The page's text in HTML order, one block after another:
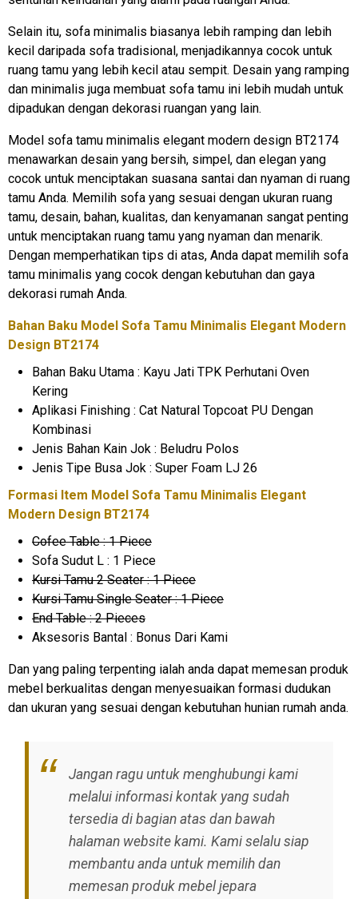
Selain itu, sofa minimalis biasanya lebih ramping dan lebih
kecil daripada sofa tradisional, menjadikannya cocok untuk
ruang tamu yang lebih kecil atau sempit. Desain yang ramping
dan minimalis juga membuat sofa tamu ini lebih mudah untuk
dipadukan dengan dekorasi ruangan yang lain.
Model sofa tamu minimalis elegant modern design BT2174
menawarkan desain yang bersih, simpel, dan elegan yang
cocok untuk menciptakan suasana santai dan nyaman di ruang
tamu Anda. Memilih sofa yang sesuai dengan ukuran ruang
tamu, desain, bahan, kualitas, dan kenyamanan sangat penting
untuk menciptakan ruang tamu yang nyaman dan menarik.
Dengan memperhatikan tips di atas, Anda dapat memilih sofa
tamu minimalis yang cocok dengan kebutuhan dan gaya
dekorasi rumah Anda.
Bahan Baku Model Sofa Tamu Minimalis Elegant Modern
Design BT2174
Bahan Baku Utama : Kayu Jati TPK Perhutani Oven
Kering
Aplikasi Finishing : Cat Natural Topcoat PU Dengan
Kombinasi
Jenis Bahan Kain Jok : Beludru Polos
Jenis Tipe Busa Jok : Super Foam LJ 26
Formasi Item Model Sofa Tamu Minimalis Elegant
Modern Design BT2174
Cofee Table : 1 Piece
Sofa Sudut L : 1 Piece
Kursi Tamu 2 Seater : 1 Piece
Kursi Tamu Single Seater : 1 Piece
End Table : 2 Pieces
Aksesoris Bantal : Bonus Dari Kami
Dan yang paling terpenting ialah anda dapat memesan produk
mebel berkualitas dengan menyesuaikan formasi dudukan
dan ukuran yang sesuai dengan kebutuhan hunian rumah anda.
Jangan ragu untuk menghubungi kami
melalui informasi kontak yang sudah
tersedia di bagian atas dan bawah
halaman website kami. Kami selalu siap
membantu anda untuk memilih dan
memesan produk mebel jepara